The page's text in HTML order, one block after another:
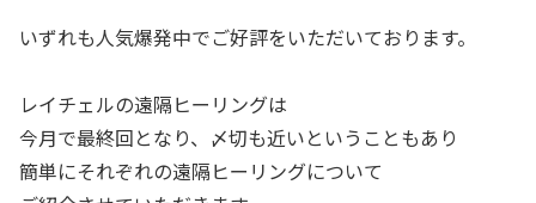
いずれも人気爆発中でご好評をいただいております。
レイチェルの遠隔ヒーリングは
今月で最終回となり、〆切も近いということもあり
簡単にそれぞれの遠隔ヒーリングについて